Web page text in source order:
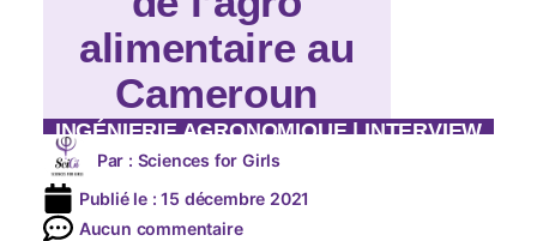
alimentaire au
Cameroun
INGÉNIERIE AGRONOMIQUE|INTERVIEW
Par : Sciences for Girls
Publié le :15 décembre 2021
Aucun commentaire